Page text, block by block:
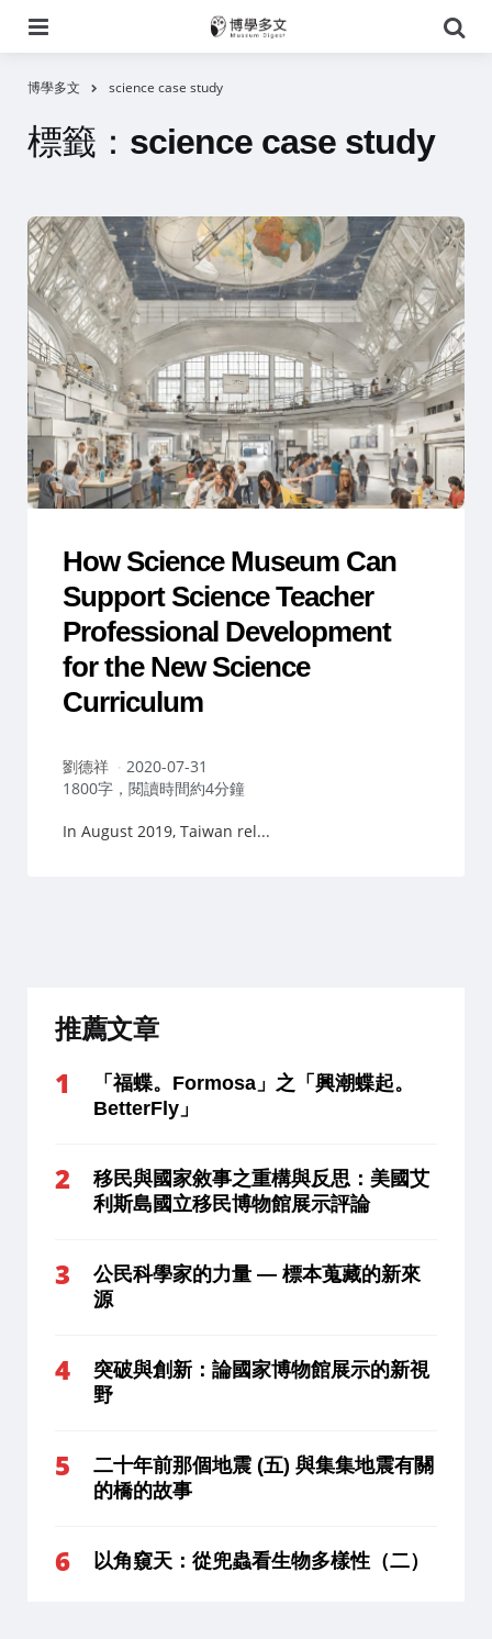
尋
博學多文 science case study
標籤： science case study
How Science Museum Can
Support Science Teacher
Professional Development
for the New Science
Curriculum
作
者：
劉德祥
2020-07-31
1800字，閱讀時間約4分鐘
In August 2019, Taiwan rel...
推薦文章
「福蝶。Formosa」之「興潮蝶起。
BetterFly」
移民與國家敘事之重構與反思：美國艾
利斯島國立移民博物館展示評論
公民科學家的力量 — 標本蒐藏的新來
源
突破與創新：論國家博物館展示的新視
野
二十年前那個地震 (五) 與集集地震有關
的橋的故事
以角窺天：從兜蟲看生物多樣性（二）